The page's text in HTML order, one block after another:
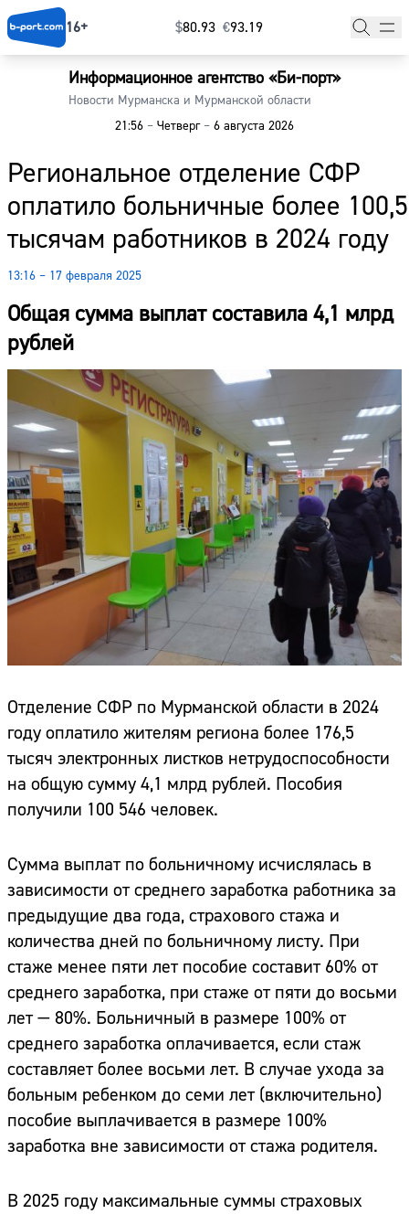
16+ $⁠80.93 €⁠93.19
Информационное агентство «Би-порт»
Новости Мурманска и Мурманской области
21:56 – Четверг – 6 августа 2026
Региональное отделение СФР
оплатило больничные более 100,5
тысячам работников в 2024 году
13:16 – 17 февраля 2025
Общая сумма выплат составила 4,1 млрд
рублей
Отделение СФР по Мурманской области в 2024
году оплатило жителям региона более 176,5
тысяч электронных листков нетрудоспособности
на общую сумму 4,1 млрд рублей. Пособия
получили 100 546 человек.
Сумма выплат по больничному исчислялась в
зависимости от среднего заработка работника за
предыдущие два года, страхового стажа и
количества дней по больничному листу. При
стаже менее пяти лет пособие составит 60% от
среднего заработка, при стаже от пяти до восьми
лет — 80%. Больничный в размере 100% от
среднего заработка оплачивается, если стаж
составляет более восьми лет. В случае ухода за
больным ребенком до семи лет (включительно)
пособие выплачивается в размере 100%
заработка вне зависимости от стажа родителя.
В 2025 году максимальные суммы страховых
Главная
Наши гости
Фоторепортажи
Погода
Курсы валют